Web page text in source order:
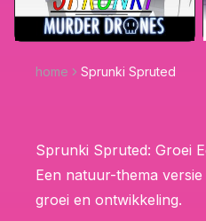
home Sprunki Spruted
Sprunki Spruted: Groei
Een natuur-thema
groei en ontwikkeling.